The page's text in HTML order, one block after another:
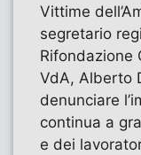
Vittime
segretario
Rifondazione
VdA, Alberto
denunciare
continua a
e dei